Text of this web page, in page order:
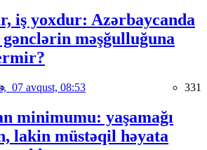
iş yoxdur: Azərbaycanda
məşğulluğuna
07 avqust, 08:53 331
minimumu: yaşamağı
lakin müstəqil həyata